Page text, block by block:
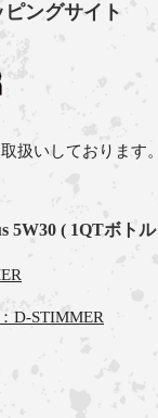
ピングサイト
扱いしております。
5W30 ( 1QTボトル
D-STIMMER